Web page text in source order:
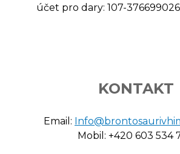
účet pro dary: 107-
KONTAKT
Email:
Mobil: +420 603 534